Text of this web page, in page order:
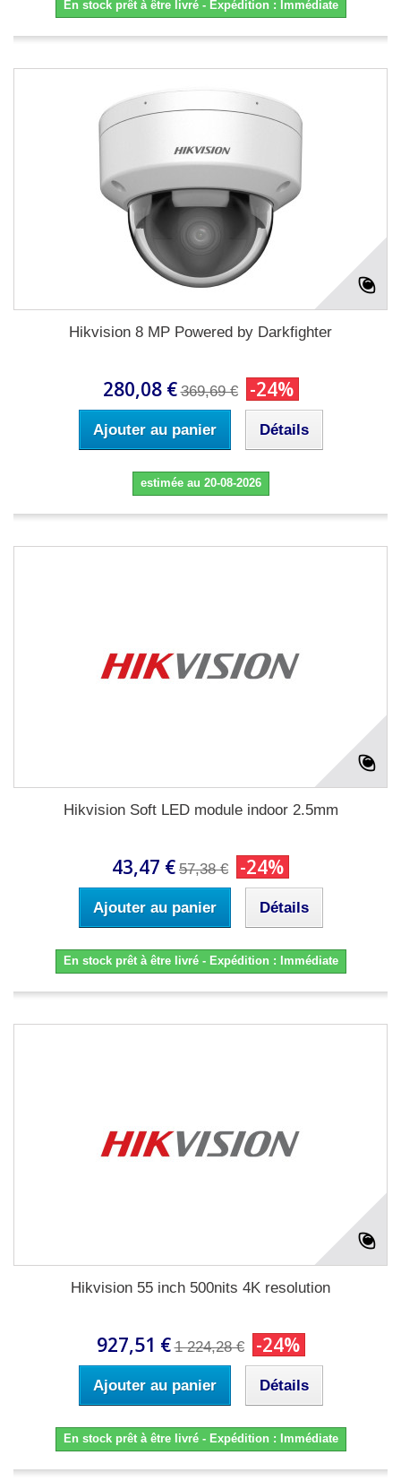
En stock prêt à être livré - Expédition : Immédiate
Hikvision 8 MP Powered by Darkfighter
280,08 € 369,69 € -24%
Ajouter au panier Détails
estimée au 20-08-2026
Hikvision Soft LED module indoor 2.5mm
43,47 € 57,38 € -24%
Ajouter au panier Détails
En stock prêt à être livré - Expédition : Immédiate
Hikvision 55 inch 500nits 4K resolution
927,51 € 1 224,28 € -24%
Ajouter au panier Détails
En stock prêt à être livré - Expédition : Immédiate